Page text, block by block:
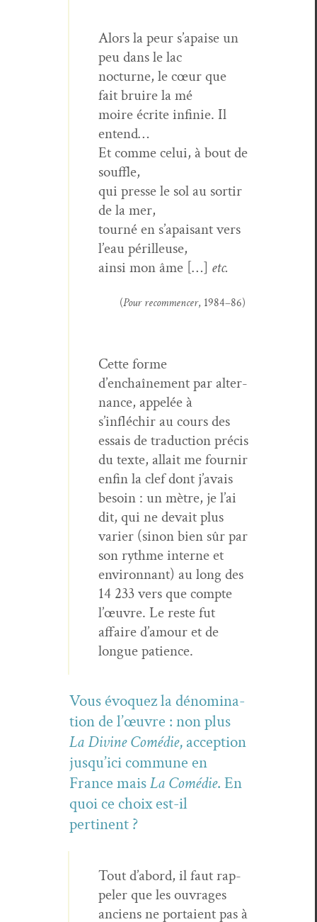
Alors la peur s’apaise un
peu dans le lac
noc­turne, le cœur que
fait bruire la mé
moire écrite infinie. Il
entend…
Et comme celui, à bout de
souffle,
qui presse le sol au sor­tir
de la mer,
tourné en s’apaisant vers
l’eau périlleuse,
ain­si mon âme […] etc.
(Pour recom­mencer, 1984–86)
Cette forme
d’enchaînement par alter­
nance, appelée à
s’infléchir au cours des
essais de tra­duc­tion pré­cis
du texte, allait me fournir
enfin la clef dont j’avais
besoin : un mètre, je l’ai
dit, qui ne devait plus
vari­er (sinon bien sûr par
son rythme interne et
envi­ron­nant) au long des
14 233 vers que compte
l’œuvre. Le reste fut
affaire d’amour et de
longue patience.
Vous évo­quez la dénom­i­na­
tion de l’œu­vre : non plus
La Divine Comédie, accep­tion
jusqu’i­ci com­mune en
France maisLa Comédie. En
quoi ce choix est-il
pertinent ?
Tout d’abord, il faut rap­
pel­er que les ouvrages
anciens ne por­taient pas à